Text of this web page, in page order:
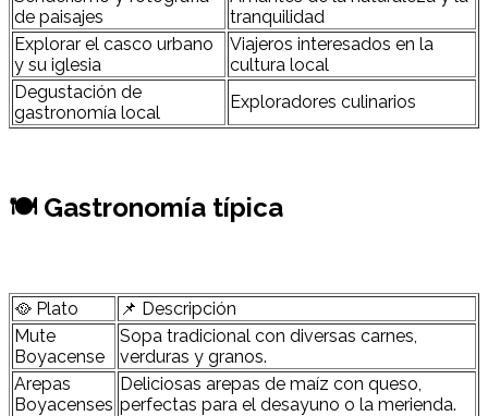
de paisajes
tranquilidad
Explorar el casco urbano
y su iglesia
Viajeros interesados en la
cultura local
Degustación de
gastronomía local
Exploradores culinarios
🍽 Gastronomía típica
🥘 Plato
📌 Descripción
Mute
Boyacense
Sopa tradicional con diversas carnes,
verduras y granos.
Arepas
Boyacenses
Deliciosas arepas de maíz con queso,
perfectas para el desayuno o la merienda.